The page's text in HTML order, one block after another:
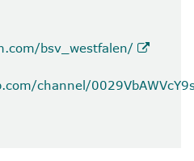
bsv_westfalen/
channel/